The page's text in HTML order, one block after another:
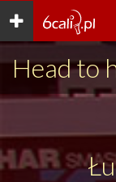
Toggle
navigation
Head to